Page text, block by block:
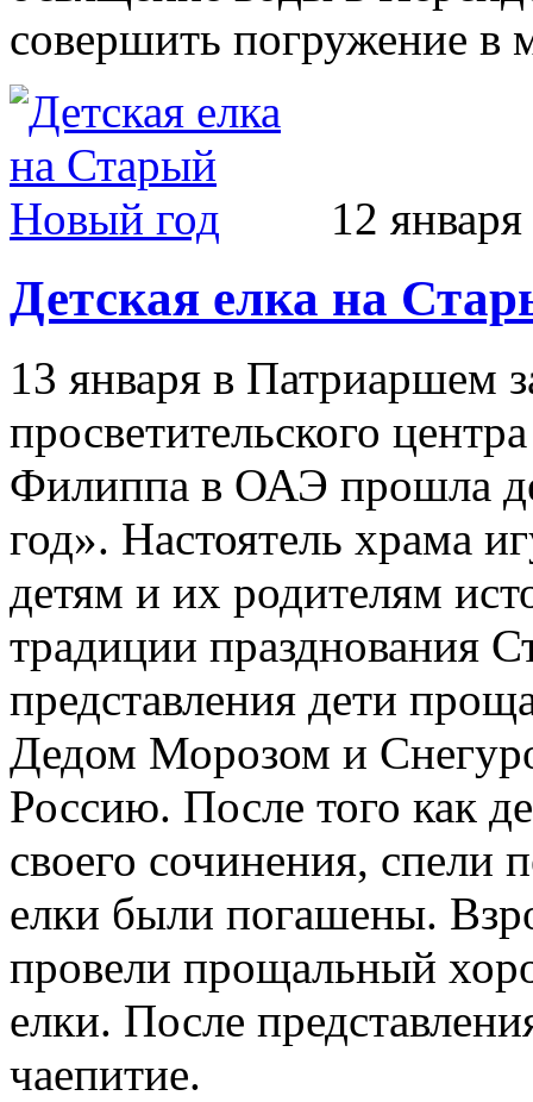
совершить погружение в
12
Детская елка на
13 января в Патриаршем
просветительского
Филиппа в ОАЭ прошла
год». Настоятель храма
детям и их родителям
традиции празднования
представления дети
Дедом Морозом и
Россию. После того как
своего сочинения, спели
елки были погашены.
провели прощальный
елки. После
чаепитие.